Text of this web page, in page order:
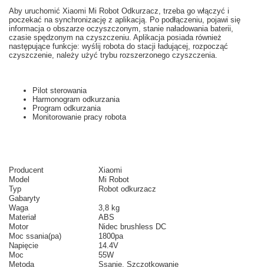
Aby uruchomić Xiaomi Mi Robot Odkurzacz, trzeba go włączyć i
poczekać na synchronizację z aplikacją. Po podłączeniu, pojawi się
informacja o obszarze oczyszczonym, stanie naładowania baterii,
czasie spędzonym na czyszczeniu. Aplikacja posiada również
następujące funkcje: wyślij robota do stacji ładującej, rozpocząć
czyszczenie, należy użyć trybu rozszerzonego czyszczenia.
Pilot sterowania
Harmonogram odkurzania
Program odkurzania
Monitorowanie pracy robota
Producent
Xiaomi
Model
Mi Robot
Typ
Robot odkurzacz
Gabaryty
Waga
3,8 kg
Materiał
ABS
Motor
Nidec brushless DC
Moc ssania(pa)
1800pa
Napięcie
14.4V
Moc
55W
Metoda
Ssanie, Szczotkowanie